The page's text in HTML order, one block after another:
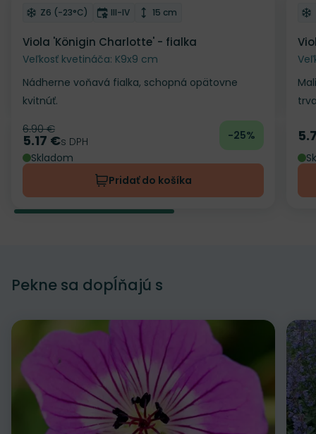
Odober do zoznamu želaní
Mrazuvzdornosť
Z6 (-23°C) Doba kvitnutia
III-IV Výška rastliny
15 cm
Viola 'Königin Charlotte' - fialka
Veľkosť kvetináča: K9x9 cm
Nádherne voňavá fialka, schopná opätovne
kvitnúť.
Pôvodná cena
6.90 €
Cena
5.17 €s DPH
-25%
Skladom
Pridať do košíka
Pekne sa dopĺňajú s